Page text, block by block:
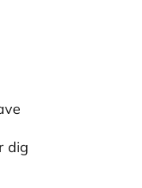
dig